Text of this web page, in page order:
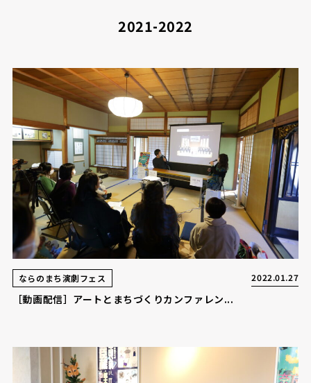
2021-2022
ならのまち演劇フェス 2022.01.27
［動画配信］アートとまちづくりカンファレン...